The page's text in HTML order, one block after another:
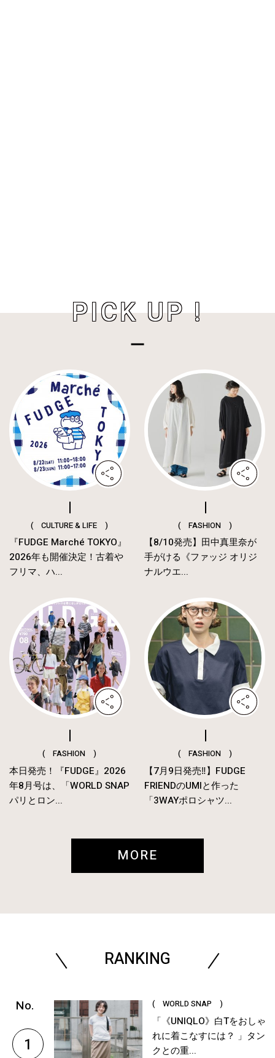
PICK UP !
( CULTURE & LIFE )
『FUDGE Marché TOKYO』
2026年も開催決定！古着や
フリマ、ハ...
( FASHION )
【8/10発売】田中真里奈が
手がける《ファッジ オリジ
ナルウエ...
( FASHION )
本日発売！『FUDGE』2026
年8月号は、「WORLD SNAP
パリとロン...
( FASHION )
【7月9日発売‼︎】FUDGE
FRIENDのUMIと作った
「3WAYポロシャツ...
MORE
RANKING
1
( WORLD SNAP )
「《UNIQLO》白Tをおしゃ
れに着こなすには？ 」タン
クとの重...